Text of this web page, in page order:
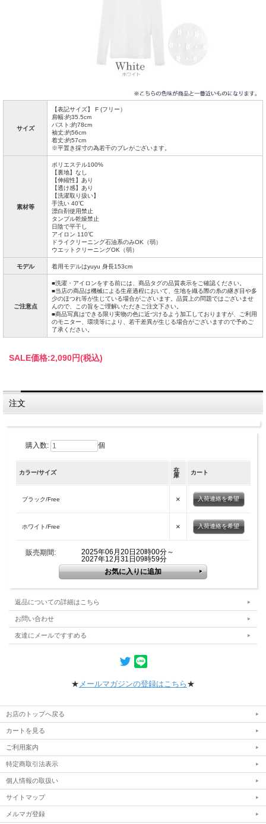
サイズ
【表記サイズ】 F (フリー）
肩幅:約35.5cm
バスト:約78cm
袖丈:約56cm
着丈:約57cm
※平置き採寸の為若干のブレがございます。
素材等
ポリエステル100%
【裏地】なし
【伸縮性】あり
【透け感】あり
【洗濯取り扱い】
手洗い 40℃
漂白剤使用禁止
タンブル乾燥禁止
日陰で平干し
アイロン 110℃
ドライクリーニング石油系のみOK（弱）
ウエットクリーニングOK（弱）
モデル 着用モデルはyuyu 身長153cm
ご注意点
■洗濯・アイロンをする前には、商品タグの品質表示をご確認ください。
■当店の商品は機械による生産過程において、生地を織る際の糸の継ぎ目や多
少のほつれ等が生じている場合がございます。品質上の問題ではございませ
んので、この旨をご理解いただきご注文下さい。
■商品写真はできる限り実物の色に近づけるよう加工しておりますが、ご利用
のモニター、環境等により、若干差異が生じる場合がございますので予めご
了承ください。
SALE価格:2,090円(税込)
注文
購入数: 個
カラー/サイズ
在
庫
カート
ブラック/Free × 入荷連絡を希望
ホワイト/Free × 入荷連絡を希望
販売期間:
2025年06月20日20時00分～
2027年12月31日09時59分
返品についての詳細はこちら
お問い合わせ
友達にメールですすめる
★ メールマガジンの登録はこちら ★
お店のトップへ戻る
カートを見る
ご利用案内
特定商取引法表示
個人情報の取扱い
サイトマップ
メルマガ登録